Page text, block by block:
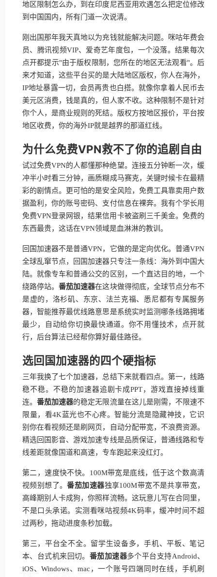
地区限制怎么办，到在印度尼西亚用欢遇怎么把定位修改
到中国国内，所有门道一次说清。
刚出国那年我天真地以为充钱就能解决问题。咪咕年费会
员、腾讯视频VIP、爱奇艺年度包，一个没落。结果每次
点开都提示"由于版权限制，您所在的地区无法观看"。后
来才知道，这些平台买的是大陆地区版权，你人在海外，
IP地址暴露一切，会员再贵也白搭。就像你拿着人民币去
美元区消费，钱是真的，但人家不收。这种限制不是针对
你个人，是商业规则的死结。版权方按地区报价，平台按
地区收费，你的海外IP就是越界的那道红线。
为什么免费VPN救不了你的追剧自由
试过免费VPN的人都懂那种绝望。连接五分钟断一次，缓
冲半小时看三分钟，画质糊成马赛克，关键时候卡在最精
彩的剧情点。更可怕的是安全风险，免费工具靠卖用户数
据盈利，你的账号密码、支付信息在裸奔。我有个学长用
免费VPN登录网银，结果信用卡被盗刷三千美金。免费的
东西最贵，这话在VPN领域是血淋淋的教训。
回国加速器不是普通VPN，它做的是定向优化。普通VPN
全球乱窜节点，回国加速器只专注一条线：海外到中国大
陆。就像专车和普通公交的区别，一个直达目的地，一个
绕路停站。番茄加速器在这块做得彻底，全球节点分布不
是虚的，洛杉矶、东京、法兰克福、悉尼都有专属服务
器，智能推荐最优线路意思是系统实时监测哪条线路拥堵
最少，自动给你切换最快通道。你不用懂技术，点开就
行，后台算法已经帮你算好最佳路径。
选回国加速器的四个硬指标
三年我换了七个加速器，总结下来就看四点。第一，线路
稳不稳。不稳的加速器追剧卡成PPT，游戏直接掉线重
连。番茄加速器的稳定无限流量在这儿是刚需，不限速不
限量，看4K蓝光也不心疼。智能分流是隐藏神技，它识
别你在看视频还是刷网页，自动分配带宽，不浪费资源。
精选回国影音、游戏加速专线是品质保证，普通线路和专
线差距就像国道和高速，专车跑起来没红灯。
第二，速度快不快。100M带宽是底线，低于这个数高清
视频别想了。番茄加速器独享100M带宽不是共享带宽，
高峰期别人卡成狗，你照样流畅。这玩意儿写在合同里，
不是口头承诺。实测看咪咕视频4K码率，缓冲时间不超
过两秒，拖动进度条秒加载。
第三，平台全不全。留学生设备多，手机、平板、笔记
本、台式机来回切。 番茄加速器多个平台支持Android、
iOS、Windows、mac，一个账号四端同时在线，手机刷